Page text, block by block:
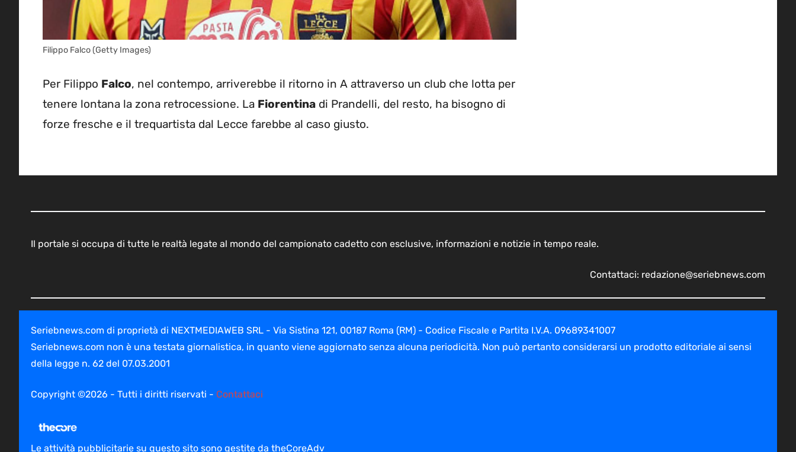
Filippo Falco (Getty Images)
Per Filippo Falco, nel contempo, arriverebbe il ritorno in A attraverso un club che lotta per
tenere lontana la zona retrocessione. La Fiorentina di Prandelli, del resto, ha bisogno di
forze fresche e il trequartista dal Lecce farebbe al caso giusto.
Il portale si occupa di tutte le realtà legate al mondo del campionato cadetto con esclusive, informazioni e notizie in tempo reale.
Contattaci: redazione@seriebnews.com
Seriebnews.com di proprietà di NEXTMEDIAWEB SRL - Via Sistina 121, 00187 Roma (RM) - Codice Fiscale e Partita I.V.A. 09689341007
Seriebnews.com non è una testata giornalistica, in quanto viene aggiornato senza alcuna periodicità. Non può pertanto considerarsi un prodotto editoriale ai sensi
della legge n. 62 del 07.03.2001
Copyright ©2026 - Tutti i diritti riservati - Contattaci
Le attività pubblicitarie su questo sito sono gestite da theCoreAdv